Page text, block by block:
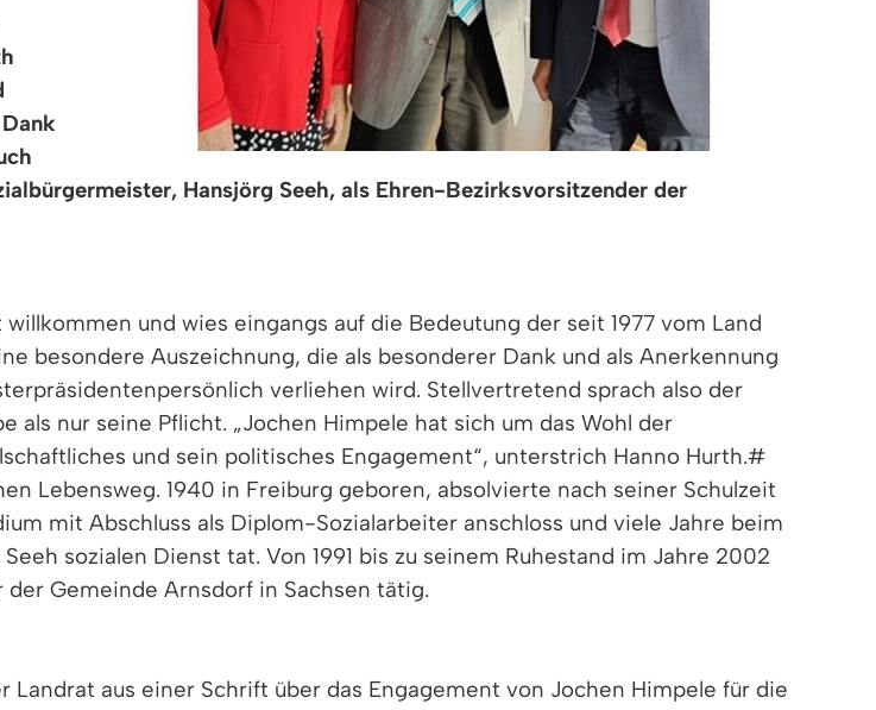
Hansjörg Seeh, als Ehren-Bezirksvorsitzender der
und wies eingangs auf die Bedeutung der seit 1977 vom Land
besondere Auszeichnung, die als besonderer Dank und als Anerkennung
verliehen wird. Stellvertretend sprach also der
nur seine Pflicht. „Jochen Himpele hat sich um das Wohl der
und sein politisches Engagement“, unterstrich Hanno Hurth.#
Lebensweg. 1940 in Freiburg geboren, absolvierte nach seiner Schulzeit
mit Abschluss als Diplom-Sozialarbeiter anschloss und viele Jahre beim
sozialen Dienst tat. Von 1991 bis zu seinem Ruhestand im Jahre 2002
Gemeinde Arnsdorf in Sachsen tätig.
aus einer Schrift über das Engagement von Jochen Himpele für die